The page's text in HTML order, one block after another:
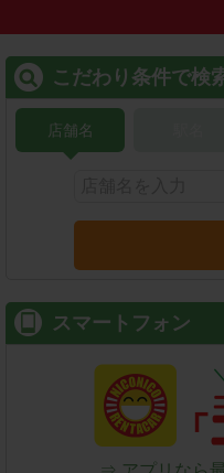
こだわり条件で検
店舗名
スマートフォン